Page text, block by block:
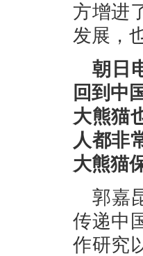
方增进
发展，
朝日
回到中
大熊猫
人都非
大熊猫
郭嘉
传递中
作研究